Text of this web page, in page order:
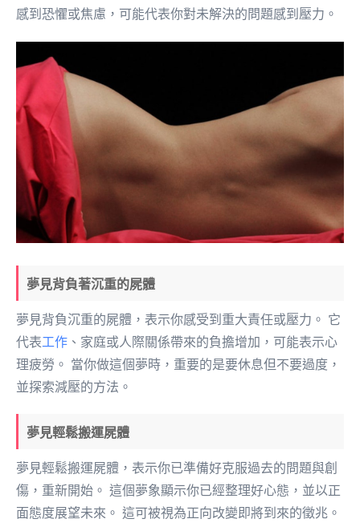
感到恐懼或焦慮，可能代表你對未解決的問題感到壓力。
夢見背負著沉重的屍體
夢見背負沉重的屍體，表示你感受到重大責任或壓力。 它
代表工作 、家庭或人際關係帶來的負擔增加，可能表示心
理疲勞。 當你做這個夢時，重要的是要休息但不要過度，
並探索減壓的方法。
夢見輕鬆搬運屍體
夢見輕鬆搬運屍體，表示你已準備好克服過去的問題與創
傷，重新開始。 這個夢象顯示你已經整理好心態，並以正
面態度展望未來。 這可被視為正向改變即將到來的徵兆。